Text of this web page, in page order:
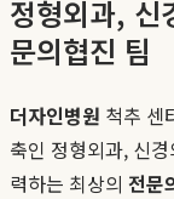
정형외과, 신
문의협진 팀
더자인병원 척추 센
축인 정형외과, 신
력하는 최상의 전문